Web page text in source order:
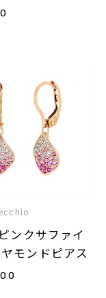
ンクサファイ
モンドピアス